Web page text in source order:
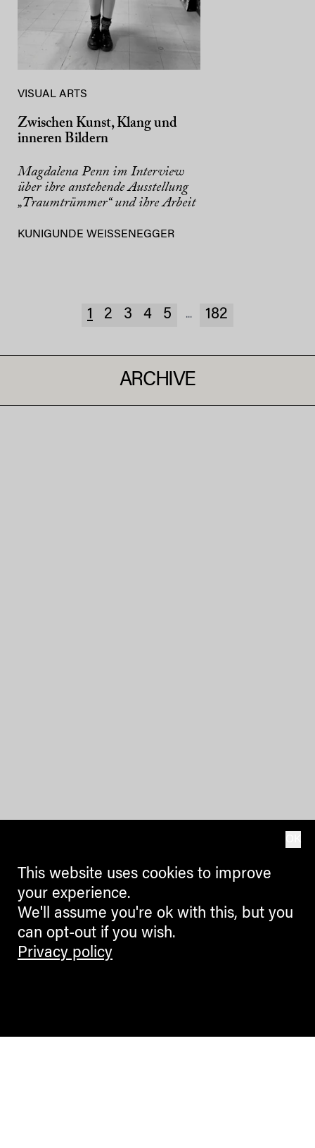
VISUAL ARTS
Zwischen Kunst, Klang und
inneren Bildern
Magdalena Penn im Interview
über ihre anstehende Ausstellung
„Traumtrümmer“ und ihre Arbeit
KUNIGUNDE WEISSENEGGER
1 2 3 4 5 ... 182
ARCHIVE
This website uses cookies to improve
your experience.
We'll assume you're ok with this, but you
can opt-out if you wish.
Privacy policy